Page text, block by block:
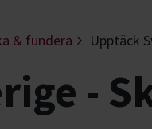
& fundera Upptäck
-